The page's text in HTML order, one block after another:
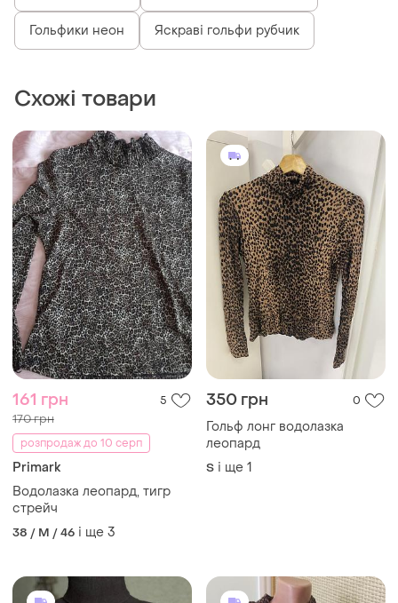
Гольфики неон Яскраві гольфи рубчик
Схожі товари
161 грн 5
170 грн
розпродаж до 10 серп
Primark
Водолазка леопард, тигр
стрейч
38 / M / 46 і ще 3
350 грн 0
Гольф лонг водолазка
леопард
S і ще 1